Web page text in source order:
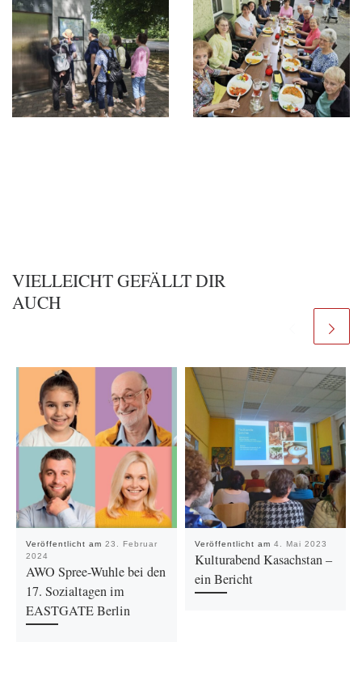
VIELLEICHT GEFÄLLT DIR
AUCH
Veröffentlicht am 23. Februar
2024
AWO Spree-Wuhle bei den
17. Sozialtagen im
EASTGATE Berlin
Veröffentlicht am 4. Mai 2023
Kulturabend Kasachstan –
ein Bericht